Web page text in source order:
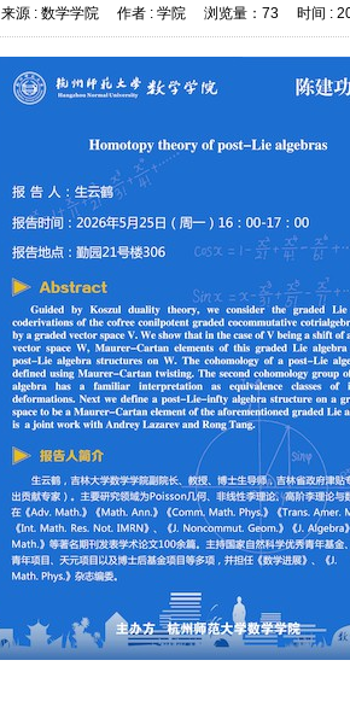
来源 :数学学院 作者 :学院 浏览量：73 时间 :